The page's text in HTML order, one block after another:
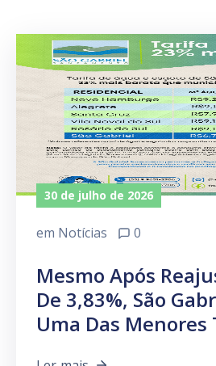
30 de julho de 2026
em Notícias 0
Mesmo Após
De 3,83%, São
Uma Das Menores